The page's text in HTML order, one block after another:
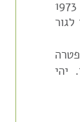
עבדה בכרכור עד לפרישה. ב- 1973
נפטרה
יהי